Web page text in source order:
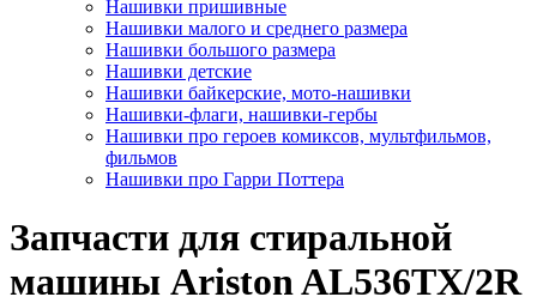
Нашивки пришивные
Нашивки малого и среднего размера
Нашивки большого размера
Нашивки детские
Нашивки байкерские, мото-нашивки
Нашивки-флаги, нашивки-гербы
Нашивки про героев комиксов, мультфильмов,
фильмов
Нашивки про Гарри Поттера
Запчасти для стиральной
машины Ariston AL536TX/2R